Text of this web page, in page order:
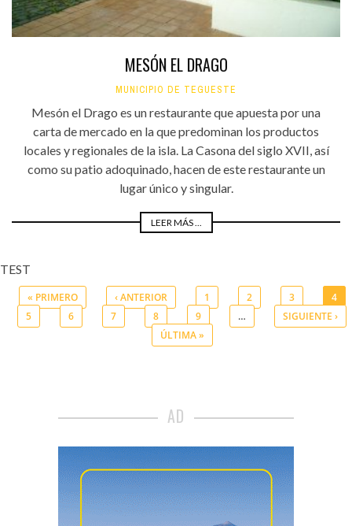
MESÓN EL DRAGO
MUNICIPIO DE TEGUESTE
Mesón el Drago es un restaurante que apuesta por una
carta de mercado en la que predominan los productos
locales y regionales de la isla. La Casona del siglo XVII, así
como su patio adoquinado, hacen de este restaurante un
lugar único y singular.
LEER MÁS ...
TEST
Páginas
« PRIMERO ‹ ANTERIOR 1 2 3
4
5
6 7 8 9 …
SIGUIENTE ›
ÚLTIMA »
AD